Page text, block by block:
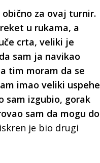
za ovaj turnir.
u rukama, a
crta, veliki je
sam ja navikao
tim moram da se
imao veliki uspehe
sam izgubio, gorak
sam da mogu do
je bio drugi